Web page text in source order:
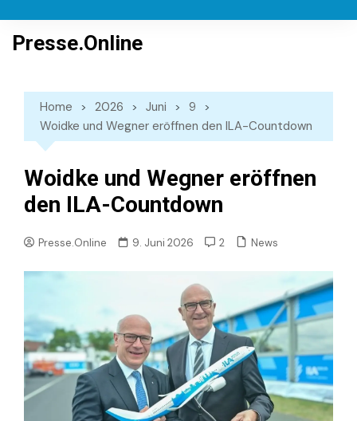
content
Presse.Online
Home 2026 Juni
9
Woidke und Wegner eröffnen den ILA-Countdown
Woidke und Wegner eröffnen
den ILA-Countdown
Presse.Online 9. Juni 2026 2 News